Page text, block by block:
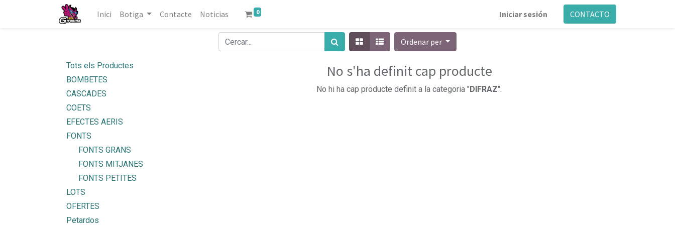
Inici Botiga Contacte Noticias 0 Iniciar sesión CONTACTO
Ordenar per
Tots els Productes
BOMBETES
CASCADES
COETS
EFECTES AERIS
FONTS
FONTS GRANS
FONTS MITJANES
FONTS PETITES
LOTS
OFERTES
Petardos
No s'ha definit cap producte
No hi ha cap producte definit a la categoria "DIFRAZ".